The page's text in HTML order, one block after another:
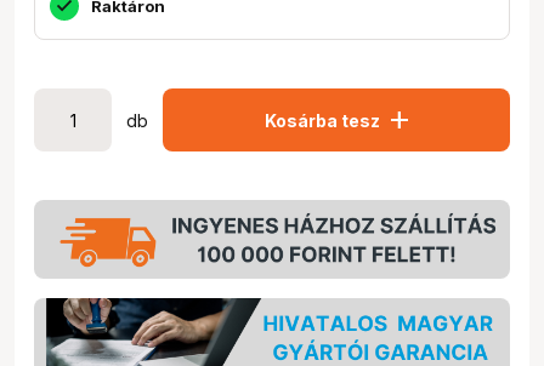
Raktáron
db Kosárba tesz add